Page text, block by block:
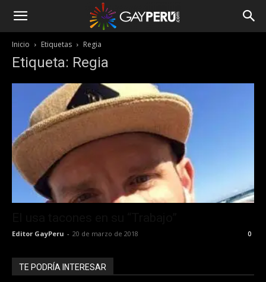
Inicio Etiquetas Regia
Etiqueta: Regia
Editor GayPeru - 20 de marzo de 2018 0
TE PODRÍA INTERESAR